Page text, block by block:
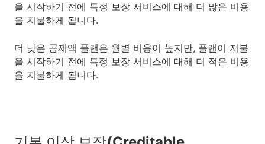
을 시작하기 전에 특정 보장 서비스에 대해 더 많은 비용
을 지불하게 됩니다.
더 낮은 공제액 플랜은 월별 비용이 높지만, 플랜이 지불
을 시작하기 전에 특정 보장 서비스에 대해 더 적은 비용
을 지불하게 됩니다.